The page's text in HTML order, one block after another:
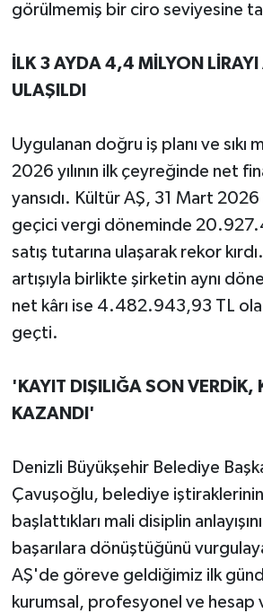
görülmemiş bir ciro seviyesine
İLK 3 AYDA 4,4 MİLYON
ULAŞILDI
Uygulanan doğru iş planı ve sıkı
2026 yılının ilk çeyreğinde net
yansıdı. Kültür AŞ, 31 Mart 2026
geçici vergi döneminde
satış tutarına ulaşarak rekor
artışıyla birlikte şirketin aynı
net kârı ise 4.482.943,93 TL
geçti.
'KAYIT DIŞILIĞA SON VERDİK,
KAZANDI'
Denizli Büyükşehir Belediye
Çavuşoğlu, belediye
başlattıkları mali disiplin
başarılara dönüştüğünü
AŞ'de göreve geldiğimiz ilk
kurumsal, profesyonel ve hesap